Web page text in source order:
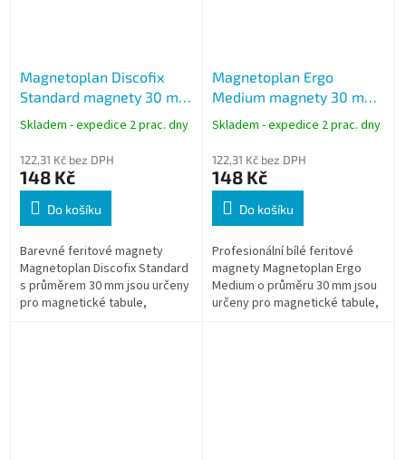
Magnetoplan Discofix
Standard magnety 30 mm
MIX, feritové magnety, 10
Skladem - expedice 2 prac. dny
122,31 Kč bez DPH
148 Kč
Do košíku
Barevné feritové magnety
Magnetoplan Discofix Standard
s průměrem 30 mm jsou určeny
pro magnetické tabule,
Magnetoplan Ergo
Medium magnety 30 mm
bílé, feritové magnety, 10
Skladem - expedice 2 prac. dny
122,31 Kč bez DPH
148 Kč
Do košíku
Profesionální bílé feritové
magnety Magnetoplan Ergo
Medium o průměru 30 mm jsou
určeny pro magnetické tabule,